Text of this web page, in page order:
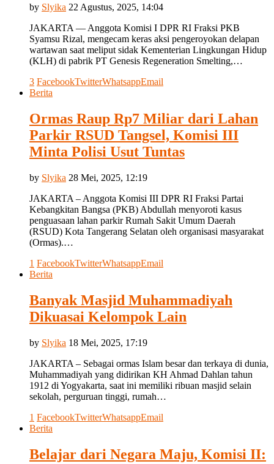
by Slyika 22 Agustus, 2025, 14:04
JAKARTA — Anggota Komisi I DPR RI Fraksi PKB
Syamsu Rizal, mengecam keras aksi pengeroyokan delapan
wartawan saat meliput sidak Kementerian Lingkungan Hidup
(KLH) di pabrik PT Genesis Regeneration Smelting,…
3 FacebookTwitterWhatsappEmail
Berita
Ormas Raup Rp7 Miliar dari Lahan
Parkir RSUD Tangsel, Komisi III
Minta Polisi Usut Tuntas
by Slyika 28 Mei, 2025, 12:19
JAKARTA – Anggota Komisi III DPR RI Fraksi Partai
Kebangkitan Bangsa (PKB) Abdullah menyoroti kasus
penguasaan lahan parkir Rumah Sakit Umum Daerah
(RSUD) Kota Tangerang Selatan oleh organisasi masyarakat
(Ormas).…
1 FacebookTwitterWhatsappEmail
Berita
Banyak Masjid Muhammadiyah
Dikuasai Kelompok Lain
by Slyika 18 Mei, 2025, 17:19
JAKARTA – Sebagai ormas Islam besar dan terkaya di dunia,
Muhammadiyah yang didirikan KH Ahmad Dahlan tahun
1912 di Yogyakarta, saat ini memiliki ribuan masjid selain
sekolah, perguruan tinggi, rumah…
1 FacebookTwitterWhatsappEmail
Berita
Belajar dari Negara Maju, Komisi II: